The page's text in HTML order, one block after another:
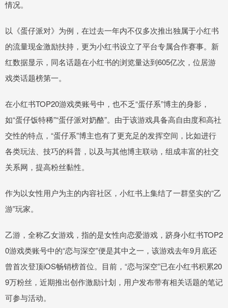
情况。
以《蛋仔派对》为例，在过去一年内不仅多次推出独属于小红书
的流量现金激励扶持，更为小红书设立了平台专属合作赛事。新
红数据显示，同名话题在小红书的浏览量达到605亿次，位居游
戏类话题榜第一。
在小红书TOP20游戏类账号中，也不乏“蛋仔系”博主的身影，
如“蛋仔饭特稀”“蛋仔派对奶酪”。由于该游戏具备高自由度和高社
交性的特点，“蛋仔系”博主也有了更充足的发挥空间，比如进行
各类玩法、技巧的科普，以及与其他博主联动，组成丰富的社交
关系网，提高粉丝黏性。
作为以女性用户为主的内容社区，小红书上集结了一群坚实的“乙
游”玩家。
乙游，全称乙女游戏，指的是女性向恋爱游戏，跻身小红书TOP2
0游戏类账号中的“恋与深空”便是其中之一，该游戏去年9月底还
曾首次登顶iOS畅销榜首位。目前，“恋与深空”已在小红书积累20
9万粉丝，近期推出创作激励计划，用户发布带有相关话题的笔记
可参与活动。